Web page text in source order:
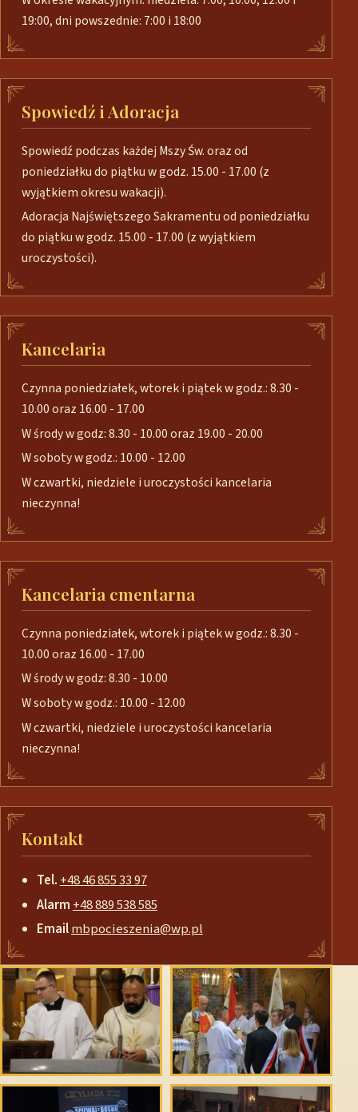
19:00, dni powszednie: 7:00 i 18:00
Spowiedź i Adoracja
Spowiedź podczas każdej Mszy Św. oraz od
poniedziałku do piątku w godz. 15.00 - 17.00 (z
wyjątkiem okresu wakacji).
Adoracja Najświętszego Sakramentu od poniedziałku
do piątku w godz. 15.00 - 17.00 (z wyjątkiem
uroczystości).
Kancelaria
Czynna poniedziałek, wtorek i piątek w godz.: 8.30 -
10.00 oraz 16.00 - 17.00
W środy w godz: 8.30 - 10.00 oraz 19.00 - 20.00
W soboty w godz.: 10.00 - 12.00
W czwartki, niedziele i uroczystości kancelaria
nieczynna!
Kancelaria cmentarna
Czynna poniedziałek, wtorek i piątek w godz.: 8.30 -
10.00 oraz 16.00 - 17.00
W środy w godz: 8.30 - 10.00
W soboty w godz.: 10.00 - 12.00
W czwartki, niedziele i uroczystości kancelaria
nieczynna!
Kontakt
Tel. +48 46 855 33 97
Alarm +48 889 538 585
Emailmbpocieszenia@wp.pl